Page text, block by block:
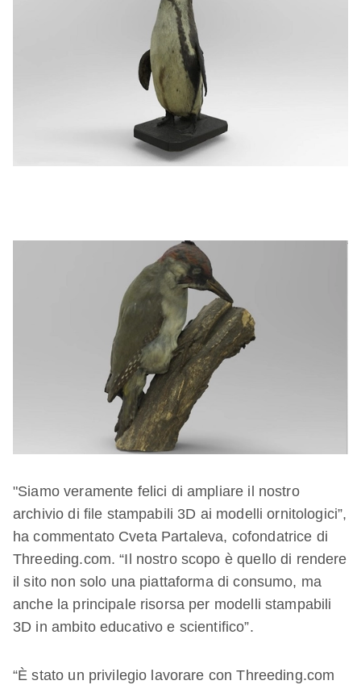
"Siamo veramente felici di ampliare il nostro
archivio di file stampabili 3D ai modelli ornitologici”,
ha commentato Cveta Partaleva, cofondatrice di
Threeding.com. “Il nostro scopo è quello di rendere
il sito non solo una piattaforma di consumo, ma
anche la principale risorsa per modelli stampabili
3D in ambito educativo e scientifico”.
“È stato un privilegio lavorare con Threeding.com